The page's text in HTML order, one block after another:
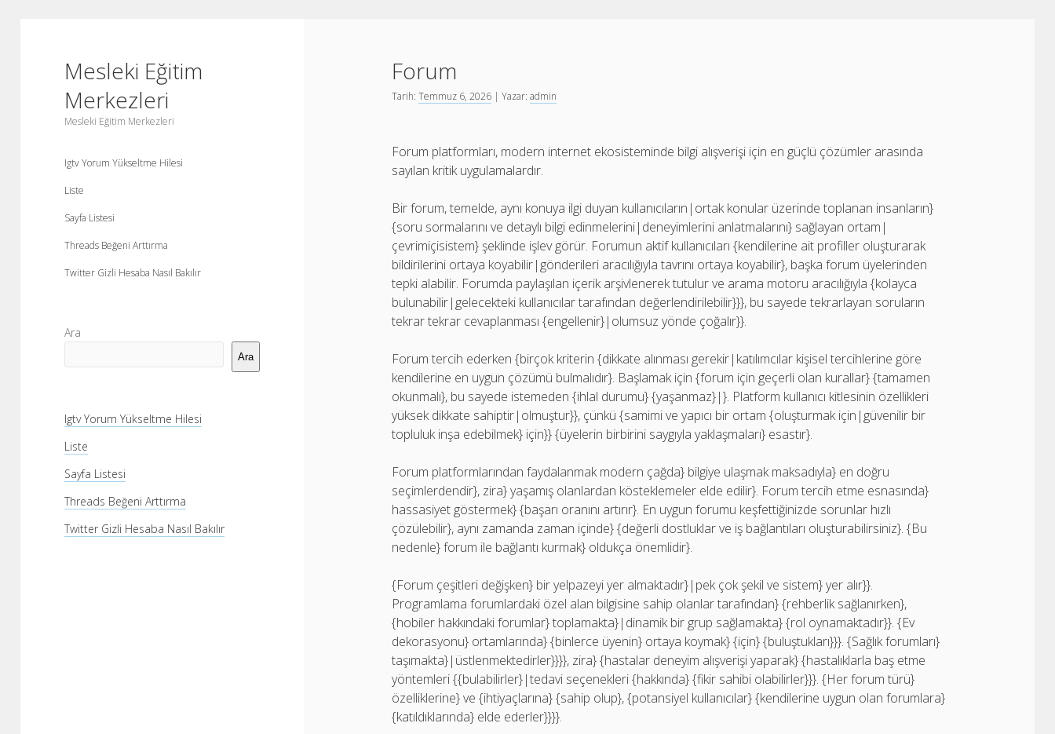
Mesleki Eğitim
Merkezleri
Mesleki Eğitim Merkezleri
Igtv Yorum Yükseltme Hilesi
Liste
Sayfa Listesi
Threads Beğeni Arttırma
Twitter Gizli Hesaba Nasıl Bakılır
Yan
Menü
Ara
Ara
Igtv Yorum Yükseltme Hilesi
Liste
Sayfa Listesi
Threads Beğeni Arttırma
Twitter Gizli Hesaba Nasıl Bakılır
Forum
Tarih:Temmuz 6, 2026 | Yazar:admin
Forum platformları, modern internet ekosisteminde bilgi alışverişi için en güçlü çözümler arasında
sayılan kritik uygulamalardır.
Bir forum, temelde, aynı konuya ilgi duyan kullanıcıların|ortak konular üzerinde toplanan insanların}
{soru sormalarını ve detaylı bilgi edinmelerini|deneyimlerini anlatmalarını} sağlayan ortam|
çevrimiçisistem} şeklinde işlev görür. Forumun aktif kullanıcıları {kendilerine ait profiller oluşturarak
bildirilerini ortaya koyabilir|gönderileri aracılığıyla tavrını ortaya koyabilir}, başka forum üyelerinden
tepki alabilir. Forumda paylaşılan içerik arşivlenerek tutulur ve arama motoru aracılığıyla {kolayca
bulunabilir|gelecekteki kullanıcılar tarafından değerlendirilebilir}}}, bu sayede tekrarlayan soruların
tekrar tekrar cevaplanması {engellenir}|olumsuz yönde çoğalır}}.
Forum tercih ederken {birçok kriterin {dikkate alınması gerekir|katılımcılar kişisel tercihlerine göre
kendilerine en uygun çözümü bulmalıdır}. Başlamak için {forum için geçerli olan kurallar} {tamamen
okunmalı}, bu sayede istemeden {ihlal durumu} {yaşanmaz}|}. Platform kullanıcı kitlesinin özellikleri
yüksek dikkate sahiptir|olmuştur}}, çünkü {samimi ve yapıcı bir ortam {oluşturmak için|güvenilir bir
topluluk inşa edebilmek} için}} {üyelerin birbirini saygıyla yaklaşmaları} esastır}.
Forum platformlarından faydalanmak modern çağda} bilgiye ulaşmak maksadıyla} en doğru
seçimlerdendir}, zira} yaşamış olanlardan kösteklemeler elde edilir}. Forum tercih etme esnasında}
hassasiyet göstermek} {başarı oranını artırır}. En uygun forumu keşfettiğinizde sorunlar hızlı
çözülebilir}, aynı zamanda zaman içinde} {değerli dostluklar ve iş bağlantıları oluşturabilirsiniz}. {Bu
nedenle} forum ile bağlantı kurmak} oldukça önemlidir}.
{Forum çeşitleri değişken} bir yelpazeyi yer almaktadır}|pek çok şekil ve sistem} yer alır}}.
Programlama forumlardaki özel alan bilgisine sahip olanlar tarafından} {rehberlik sağlanırken},
{hobiler hakkındaki forumlar} toplamakta}|dinamik bir grup sağlamakta} {rol oynamaktadır}}. {Ev
dekorasyonu} ortamlarında} {binlerce üyenin} ortaya koymak} {için} {buluştukları}}}. {Sağlık forumları}
taşımakta}|üstlenmektedirler}}}}, zira} {hastalar deneyim alışverişi yaparak} {hastalıklarla baş etme
yöntemleri {{bulabilirler}|tedavi seçenekleri {hakkında} {fikir sahibi olabilirler}}}. {Her forum türü}
özelliklerine} ve {ihtiyaçlarına} {sahip olup}, {potansiyel kullanıcılar} {kendilerine uygun olan forumlara}
{katıldıklarında} elde ederler}}}}.